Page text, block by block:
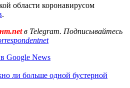
области коронавирусом
.
в Telegram. Подписывайтесь
Google News
ли больше одной бустерной